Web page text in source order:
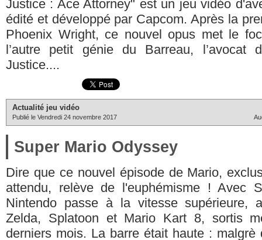
Justice : Ace Attorney" est un jeu vidéo
édité et développé par Capcom. Après la
Phoenix Wright, ce nouvel opus met le
l’autre petit génie du Barreau, l’avocat
Justice....
Actualité jeu vidéo
Publié le Vendredi 24 novembre 2017
Super Mario Odyssey
Dire que ce nouvel épisode de Mario,
attendu, relève de l'euphémisme ! Avec
Nintendo passe à la vitesse supérieure,
Zelda, Splatoon et Mario Kart 8, sortis
derniers mois. La barre était haute : malgrè